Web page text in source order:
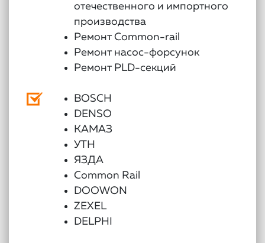
отечественного и импортного
производства
Ремонт Common-rail
Ремонт насос-форсунок
Ремонт PLD-секций
BOSCH
DENSO
КАМАЗ
УТН
ЯЗДА
Common Rail
DOOWON
ZEXEL
DELPHI